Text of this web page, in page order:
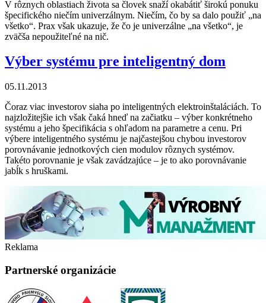
V rôznych oblastiach života sa človek snaží okabátiť širokú ponuku
špecifického niečím univerzálnym. Niečím, čo by sa dalo použiť „na
všetko“. Prax však ukazuje, že čo je univerzálne „na všetko“, je
zväčša nepoužiteľné na nič.
Výber systému pre inteligentný dom
05.11.2013
Čoraz viac investorov siaha po inteligentných elektroinštaláciách. To
najzložitejšie ich však čaká hneď na začiatku – výber konkrétneho
systému a jeho špecifikácia s ohľadom na parametre a cenu. Pri
výbere inteligentného systému je najčastejšou chybou investorov
porovnávanie jednotkových cien modulov rôznych systémov.
Takéto porovnanie je však zavádzajúce – je to ako porovnávanie
jabĺk s hruškami.
Reklama
Partnerské organizácie